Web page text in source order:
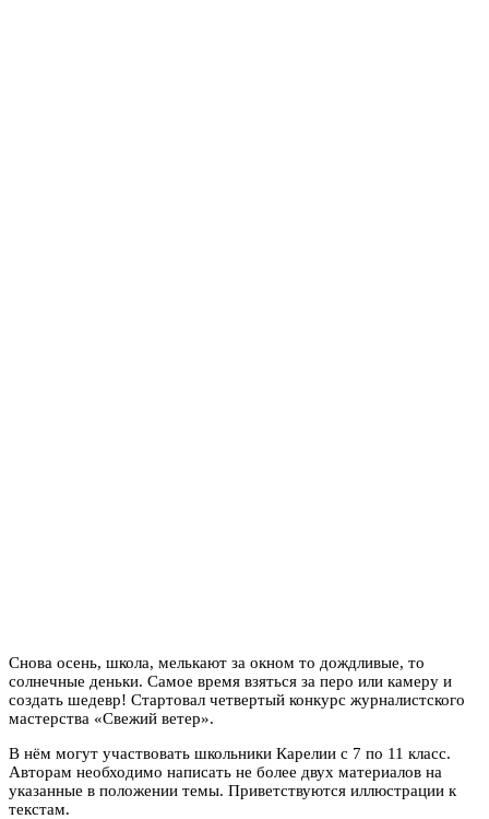
Снова осень, школа, мелькают за окном то дождливые, то
солнечные деньки. Самое время взяться за перо или камеру и
создать шедевр! Стартовал четвертый конкурс журналистского
мастерства «Свежий ветер».
В нём могут участвовать школьники Карелии с 7 по 11 класс.
Авторам необходимо написать не более двух материалов на
указанные в положении темы. Приветствуются иллюстрации к
текстам.